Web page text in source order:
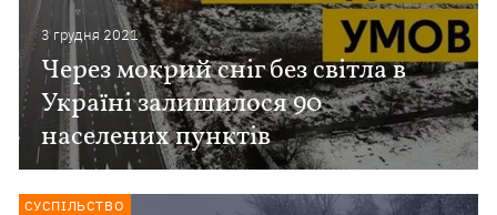
3 грудня 2021
Через мокрий сніг без світла в
Україні залишилося 90
населених пунктів
СУСПІЛЬСТВО